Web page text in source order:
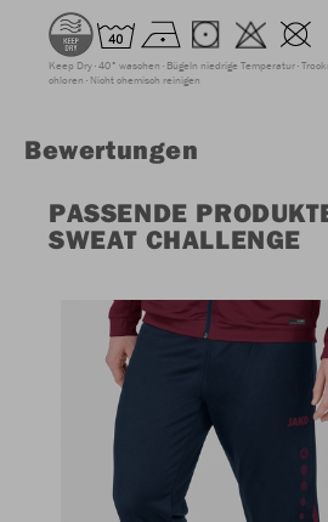
Keep Dry 40° waschen Bügeln niedrige Temperatur
chloren Nicht chemisch reinigen
Bewertungen
PASSENDE
SWEAT CHALLENGE